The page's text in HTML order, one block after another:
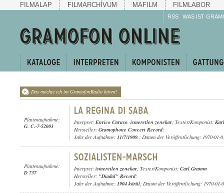
FILMALAP FILMARCHÍVUM MAFILM FILMLABOR
RSS WAS IST
Das möchte ich im GramofonRadio hören!
Plattenaufnahme:
G. C.-7-52003
Interpret: Enrico Caruso, ismeretlen zenekar; Texter/Komponist:
Hersteller: Gramophone Concert Record;
Jahr der Aufnahme: 11/7/1909.; Datum der Veröffentlichung: 1970-01-
Plattenaufnahme:
D 737
Interpret: ismeretlen zenekar; Texter/Komponist: Carl Gramm
Hersteller: "Diadal" Record;
Jahr der Aufnahme: 1904 körül; Datum der Veröffentlichung: 1970-01-